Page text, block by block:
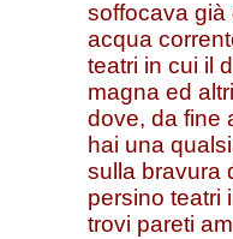
soffocava già
acqua
teatri in cui il
magna ed
dove, da fine
hai una
sulla bravura
persino teatri
trovi pareti